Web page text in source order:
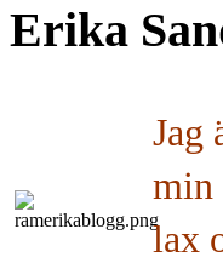
Erika
Jag
min
lax